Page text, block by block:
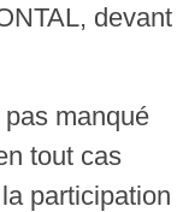
devant
manqué
tout cas
participation